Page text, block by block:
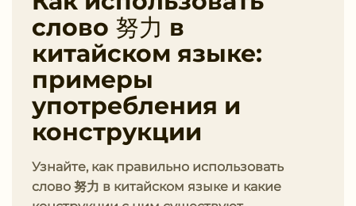
слово 努力 в
китайском языке:
примеры
употребления и
конструкции
Узнайте, как правильно использовать
слово 努力 в китайском языке и какие